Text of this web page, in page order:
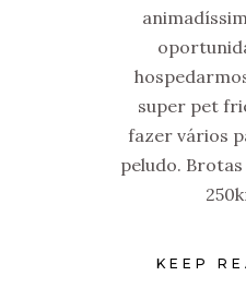
super pet
fazer vários
peludo.
KEEP